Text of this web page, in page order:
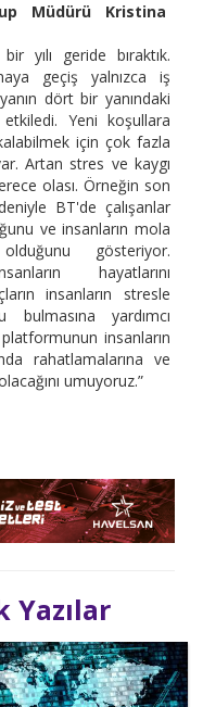
Müdürü Kristina
yılı geride bıraktık.
geçiş yalnızca iş
dört bir yanındaki
Yeni koşullara
için çok fazla
Artan stres ve kaygı
olası. Örneğin son
BT'de çalışanlar
ve insanların mola
gösteriyor.
hayatlarını
insanların stresle
yardımcı
insanların
rahatlamalarına ve
umuyoruz.”
Yazılar